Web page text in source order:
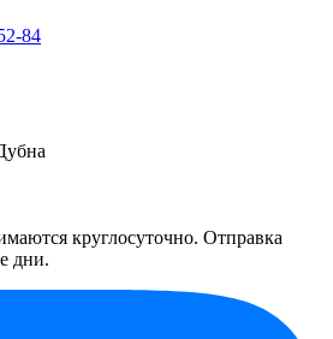
84
круглосуточно. Отправка
дни.